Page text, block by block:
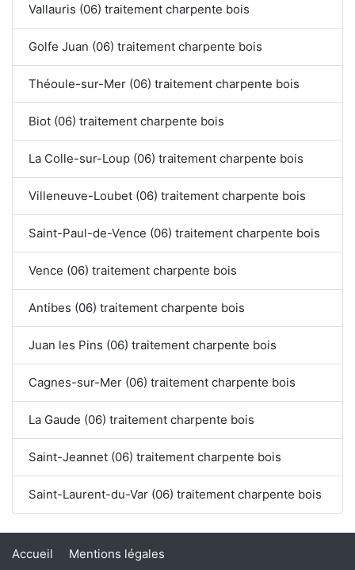
Vallauris (06) traitement charpente bois
Golfe Juan (06) traitement charpente bois
Théoule-sur-Mer (06) traitement charpente bois
Biot (06) traitement charpente bois
La Colle-sur-Loup (06) traitement charpente bois
Villeneuve-Loubet (06) traitement charpente bois
Saint-Paul-de-Vence (06) traitement charpente bois
Vence (06) traitement charpente bois
Antibes (06) traitement charpente bois
Juan les Pins (06) traitement charpente bois
Cagnes-sur-Mer (06) traitement charpente bois
La Gaude (06) traitement charpente bois
Saint-Jeannet (06) traitement charpente bois
Saint-Laurent-du-Var (06) traitement charpente bois
Accueil Mentions légales